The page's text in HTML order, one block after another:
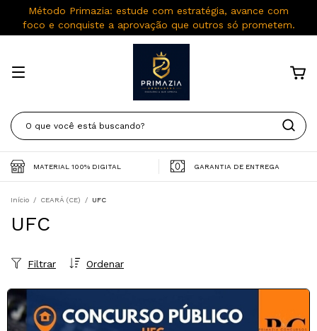
Método Primazia: estude com estratégia, avance com
foco e conquiste a aprovação que outros só prometem.
MATERIAL 100% DIGITAL GARANTIA DE ENTREGA
Início / CEARÁ (CE) / UFC
UFC
Ordenar
Filtrar